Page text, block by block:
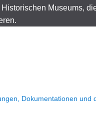
Museums,